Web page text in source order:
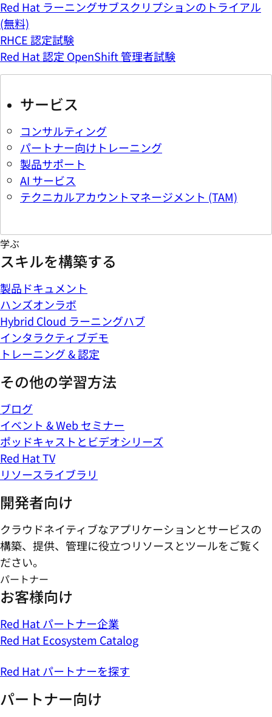
Red Hat ラーニングサブスクリプションのトライアル
(無料)
RHCE 認定試験
Red Hat 認定 OpenShift 管理者試験
サービス
コンサルティング
パートナー向けトレーニング
製品サポート
AI サービス
テクニカルアカウントマネージメント (TAM)
学ぶ
スキルを構築する
製品ドキュメント
ハンズオンラボ
Hybrid Cloud ラーニングハブ
インタラクティブデモ
トレーニング & 認定
その他の学習方法
ブログ
イベント & Web セミナー
ポッドキャストとビデオシリーズ
Red Hat TV
リソースライブラリ
開発者向け
クラウドネイティブなアプリケーションとサービスの
構築、提供、管理に役立つリソースとツールをご覧く
ださい。
パートナー
お客様向け
Red Hat パートナー企業
Red Hat Ecosystem Catalog
Red Hat パートナーを探す
パートナー向け